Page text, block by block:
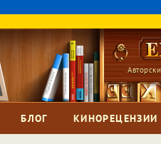
БЛОГ КИНОРЕЦЕНЗИИ